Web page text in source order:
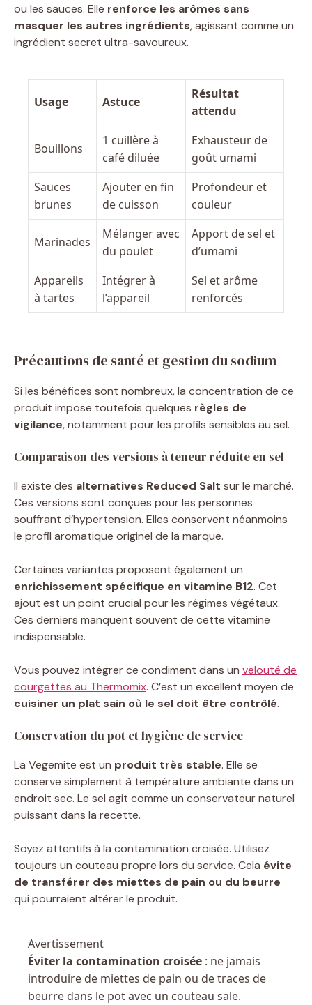
ou les sauces. Elle renforce les arômes sans
masquer les autres ingrédients, agissant comme un
ingrédient secret ultra-savoureux.
Usage Astuce
Résultat
attendu
Bouillons
1 cuillère à
café diluée
Exhausteur de
goût umami
Sauces
brunes
Ajouter en fin
de cuisson
Profondeur et
couleur
Marinades
Mélanger avec
du poulet
Apport de sel et
d’umami
Appareils
à tartes
Intégrer à
l’appareil
Sel et arôme
renforcés
Précautions de santé et gestion du sodium
Si les bénéfices sont nombreux, la concentration de ce
produit impose toutefois quelques règles de
vigilance, notamment pour les profils sensibles au sel.
Comparaison des versions à teneur réduite en sel
Il existe des alternatives Reduced Salt sur le marché.
Ces versions sont conçues pour les personnes
souffrant d’hypertension. Elles conservent néanmoins
le profil aromatique originel de la marque.
Certaines variantes proposent également un
enrichissement spécifique en vitamine B12. Cet
ajout est un point crucial pour les régimes végétaux.
Ces derniers manquent souvent de cette vitamine
indispensable.
Vous pouvez intégrer ce condiment dans un velouté de
courgettes au Thermomix. C’est un excellent moyen de
cuisiner un plat sain où le sel doit être contrôlé.
Conservation du pot et hygiène de service
La Vegemite est un produit très stable. Elle se
conserve simplement à température ambiante dans un
endroit sec. Le sel agit comme un conservateur naturel
puissant dans la recette.
Soyez attentifs à la contamination croisée. Utilisez
toujours un couteau propre lors du service. Cela évite
de transférer des miettes de pain ou du beurre
qui pourraient altérer le produit.
Avertissement
Éviter la contamination croisée : ne jamais
introduire de miettes de pain ou de traces de
beurre dans le pot avec un couteau sale.